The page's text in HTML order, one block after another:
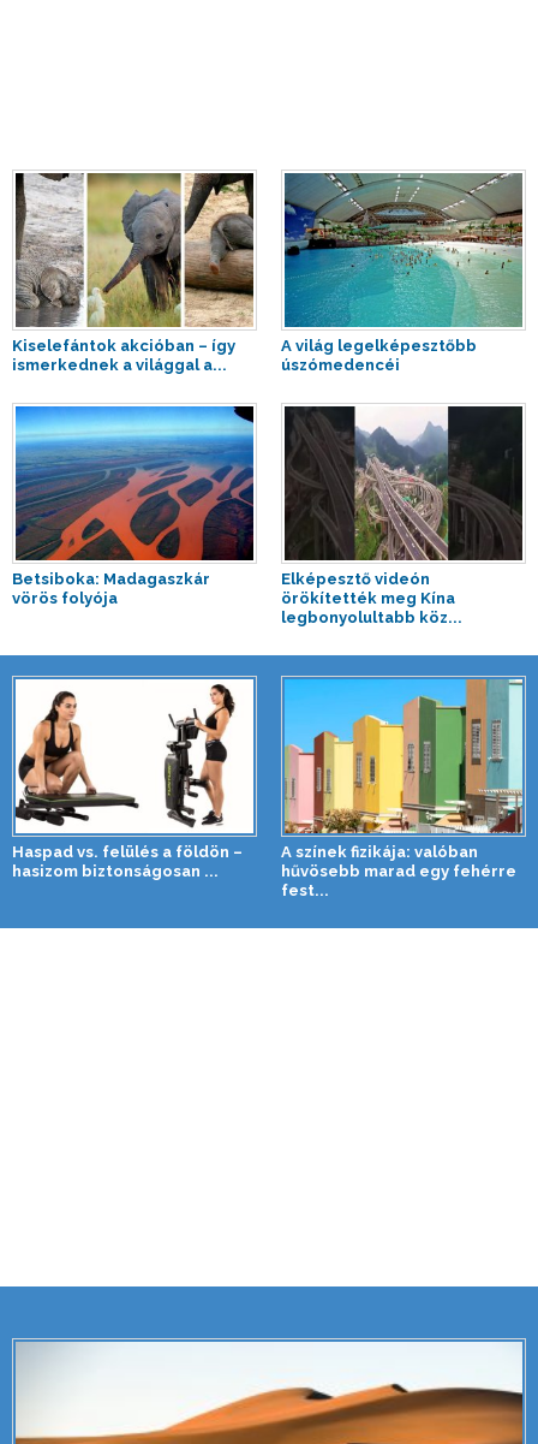
Kiselefántok akcióban – így
ismerkednek a világgal a...
A világ legelképesztőbb
úszómedencéi
Betsiboka: Madagaszkár
vörös folyója
Elképesztő videón
örökítették meg Kína
legbonyolultabb köz...
Haspad vs. felülés a földön –
hasizom biztonságosan ...
A színek fizikája: valóban
hűvösebb marad egy fehérre
fest...